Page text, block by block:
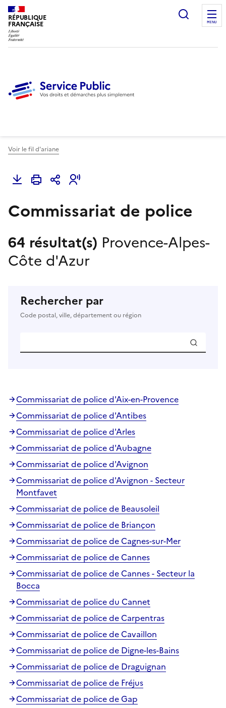
RÉPUBLIQUE
FRANÇAISE
Ouvrir
MENU
Voir le fil d'ariane
Commissariat de police
64 résultat(s) Provence-Alpes-
Côte d'Azur
Rechercher par
Code postal, ville, département ou région
Commissariat de police d'Aix-en-Provence
Commissariat de police d'Antibes
Commissariat de police d'Arles
Commissariat de police d'Aubagne
Commissariat de police d'Avignon
Commissariat de police d'Avignon - Secteur
Montfavet
Commissariat de police de Beausoleil
Commissariat de police de Briançon
Commissariat de police de Cagnes-sur-Mer
Commissariat de police de Cannes
Commissariat de police de Cannes - Secteur la
Bocca
Commissariat de police du Cannet
Commissariat de police de Carpentras
Commissariat de police de Cavaillon
Commissariat de police de Digne-les-Bains
Commissariat de police de Draguignan
Commissariat de police de Fréjus
Commissariat de police de Gap